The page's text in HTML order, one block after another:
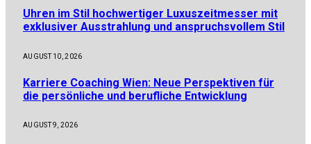
Uhren im Stil hochwertiger Luxuszeitmesser mit
exklusiver Ausstrahlung und anspruchsvollem Stil
AUGUST 10, 2026
Karriere Coaching Wien: Neue Perspektiven für
die persönliche und berufliche Entwicklung
AUGUST 9, 2026